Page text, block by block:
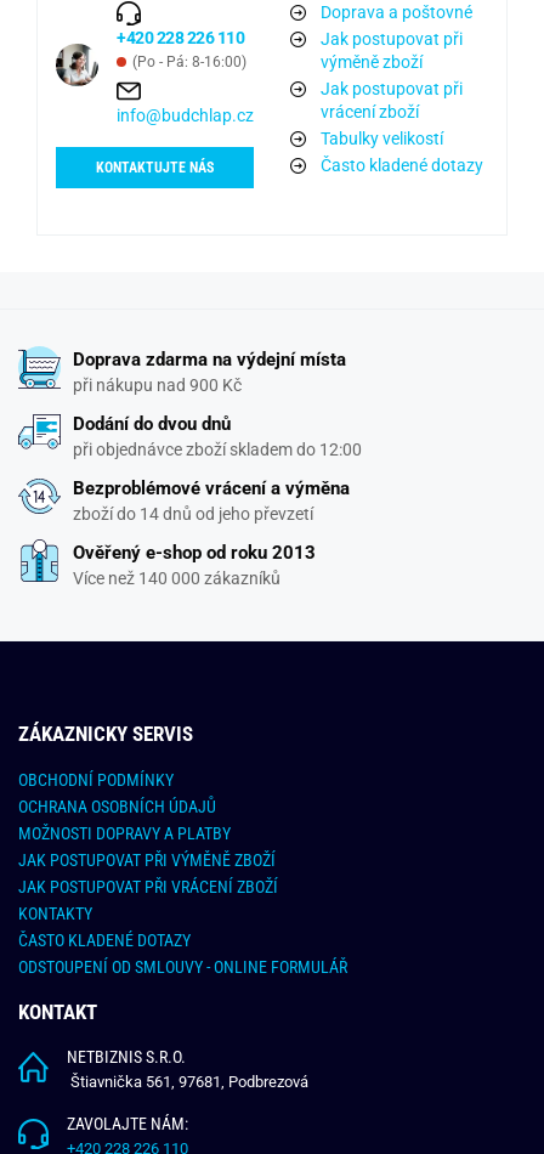
+420 228 226 110
(Po - Pá: 8-16:00)
info@budchlap.cz
KONTAKTUJTE NÁS
Doprava a poštovné
Jak postupovat při
výměně zboží
Jak postupovat při
vrácení zboží
Tabulky velikostí
Často kladené dotazy
Doprava zdarma na výdejní místa
při nákupu nad 900 Kč
Dodání do dvou dnů
při objednávce zboží skladem do 12:00
Bezproblémové vrácení a výměna
zboží do 14 dnů od jeho převzetí
Ověřený e-shop od roku 2013
Více než 140 000 zákazníků
ZÁKAZNICKY SERVIS
OBCHODNÍ PODMÍNKY
OCHRANA OSOBNÍCH ÚDAJŮ
MOŽNOSTI DOPRAVY A PLATBY
JAK POSTUPOVAT PŘI VÝMĚNĚ ZBOŽÍ
JAK POSTUPOVAT PŘI VRÁCENÍ ZBOŽÍ
KONTAKTY
ČASTO KLADENÉ DOTAZY
ODSTOUPENÍ OD SMLOUVY - ONLINE FORMULÁŘ
KONTAKT
NETBIZNIS S.R.O.
Štiavnička 561, 97681, Podbrezová
ZAVOLAJTE NÁM:
+420 228 226 110